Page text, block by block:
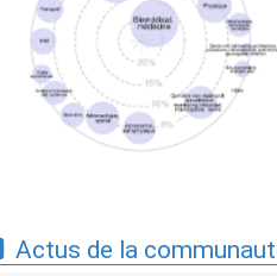
Expertises du GdR - cartographie par
clés applicatifs - 19/09/2025
Actus de la